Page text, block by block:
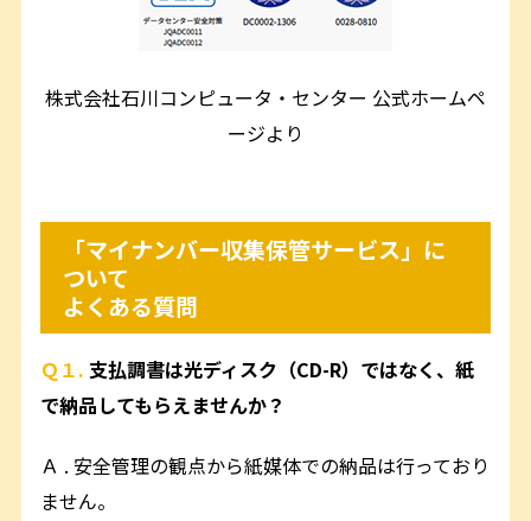
株式会社石川コンピュータ・センター 公式ホームペ
ージより
「マイナンバー収集保管サービス」に
ついて
よくある質問
Ｑ１.支払調書は光ディスク（CD-R）ではなく、紙
で納品してもらえませんか？
Ａ . 安全管理の観点から紙媒体での納品は行っており
ません。